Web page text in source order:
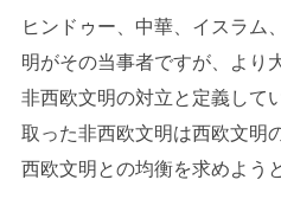
ヒンドゥー、中華、イスラム
明がその当事者ですが、より
非西欧文明の対立と定義して
取った非西欧文明は西欧文明
西欧文明との均衡を求めよう